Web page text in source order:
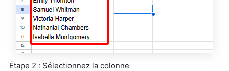
Étape 2 : Sélectionnez la colonne